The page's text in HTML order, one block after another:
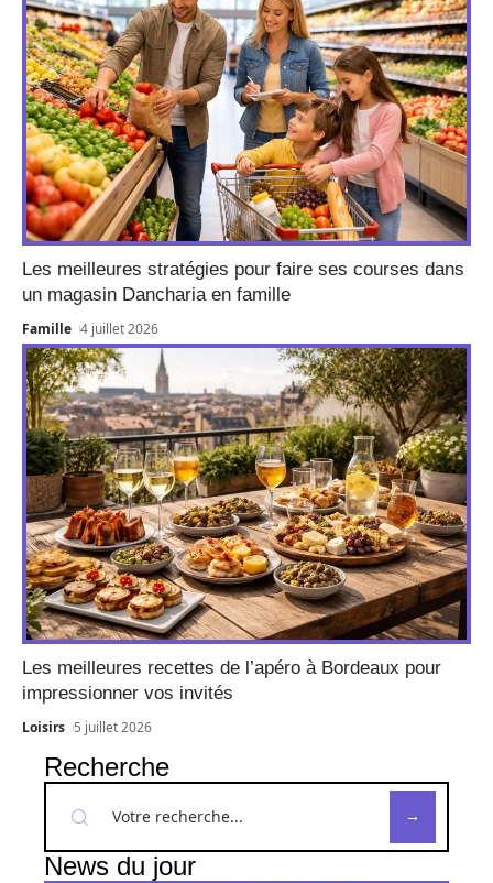
Les meilleures stratégies pour faire ses courses dans
un magasin Dancharia en famille
Famille 4 juillet 2026
Les meilleures recettes de l’apéro à Bordeaux pour
impressionner vos invités
Loisirs 5 juillet 2026
Recherche
News du jour